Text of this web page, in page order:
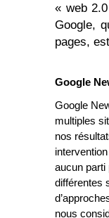
« web
Google,
pages,
Google
Google
multiples
nos
aucun parti
différentes
nous